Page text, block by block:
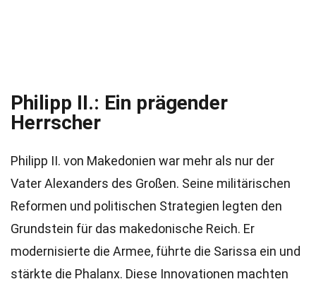
Philipp II.: Ein prägender
Herrscher
Philipp II. von Makedonien war mehr als nur der
Vater Alexanders des Großen. Seine militärischen
Reformen und politischen Strategien legten den
Grundstein für das makedonische Reich. Er
modernisierte die Armee, führte die Sarissa ein und
stärkte die Phalanx. Diese Innovationen machten